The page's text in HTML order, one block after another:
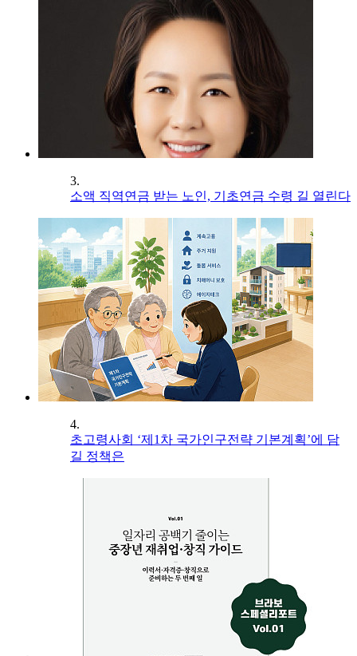
3.
소액 직역연금 받는 노인, 기초연금 수령 길 열린다
4.
초고령사회 ‘제1차 국가인구전략 기본계획’에 담
길 정책은